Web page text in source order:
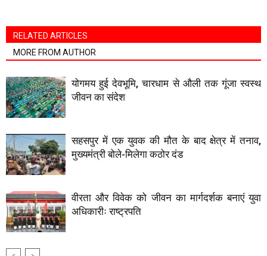
RELATED ARTICLES
MORE FROM AUTHOR
योगमय हुई देवभूमि, चारधाम से औली तक गूंजा स्वस्थ
जीवन का संदेश
सहसपुर में एक युवक की मौत के बाद क्षेत्र में तनाव,
मुख्यमंत्री बोले-मिलेगा कठोर दंड
वीरता और विवेक को जीवन का मार्गदर्शक बनाएं युवा
अधिकारीः राष्ट्रपति